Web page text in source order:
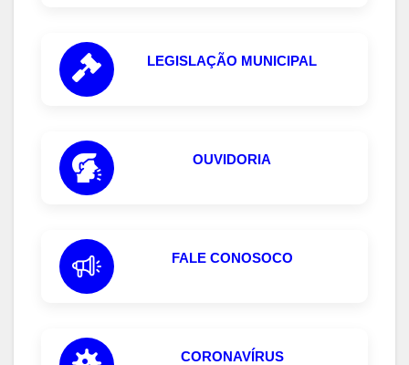
LEGISLAÇÃO MUNICIPAL
OUVIDORIA
FALE CONOSOCO
CORONAVÍRUS